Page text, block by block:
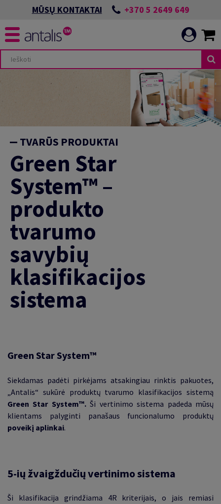
MŪSŲ KONTAKTAI +370 5 2649 649
TVARŪS PRODUKTAI
Green Star
System™ –
produkto
tvarumo
savybių
klasifikacijos
sistema
Green Star System™
Siekdamas padėti pirkėjams atsakingiau rinktis pakuotes,
„Antalis“ sukūrė produktų tvarumo klasifikacijos sistemą
Green Star System™. Ši vertinimo sistema padeda mūsų
klientams palyginti panašaus funcionalumo produktų
poveikį aplinkai.
5-ių žvaigždučių vertinimo sistema
Ši klasifikacija grindžiama 4R kriterijais, o jais remiasi